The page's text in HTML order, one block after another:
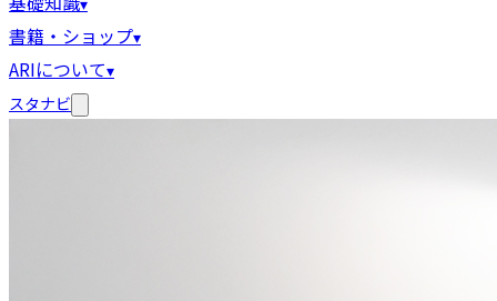
書籍・ショップ▾
ARIについて▾
スタナビ